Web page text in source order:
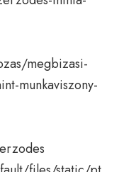
megbizasi-
munkaviszony-